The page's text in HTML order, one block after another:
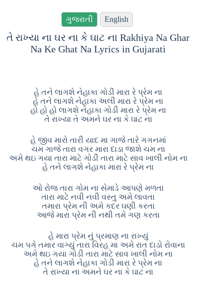
ગુજરાતી English
તે રાખ્યા ના ઘર ના કે ઘાટ ના Rakhiya Na Ghar
Na Ke Ghat Na Lyrics in Gujarati
હે તને લાગશે નેહાકા ગોડી મારા રે પ્રેમ ના
હે તને લાગશે નેહાકા અલી મારા રે પ્રેમ ના
હો હો હો લાગશે નેહાકા ગોડી મારા રે પ્રેમ ના
તે રાખ્યા તે અમને ઘર ના કે ઘાટ ના
હે જીવ મારો તારી યાદ મા ગાજે તારે ગગનમાં
ચમ ગાજે તારા વગર મારા દાડા જાશે ચમ ના
અમે થઇ ગયા તારા માટે ગોડી તારા માટે સાવ ખાલી નોમ ના
હે તને લાગશે નેહાકા મારા રે પ્રેમ ના
ઓ રોજ તારા ગોમ ના સેમાડે આપણે મળતા
તારા માટે નવી નવી વસ્તુ અમે લાવતા
તમારા પ્રેમ ની અમે કદર ઘણી કરતા
આજે મારા પ્રેમ ની નથી તમે ગણ કરતા
હે મારા પ્રેમ નું પ્રમાણ ના રાખ્યું
ચમ પગે તમાર વાગ્યું તારા વિરહ મા અમે રાત દાડો રોવાના
અમે થઇ ગયા ગોડી તારા માટે સાવ ખાલી નોમ ના
હે તને લાગશે નેહાકા ગોડી મારા રે પ્રેમ ના
તે રાખ્યા ના અમને ઘર ના કે ઘાટ ના